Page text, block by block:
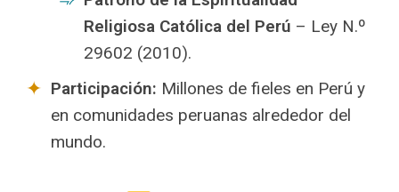
Religiosa Católica del Perú – Ley N.º
29602 (2010).
Participación: Millones de fieles en Perú y
en comunidades peruanas alrededor del
mundo.